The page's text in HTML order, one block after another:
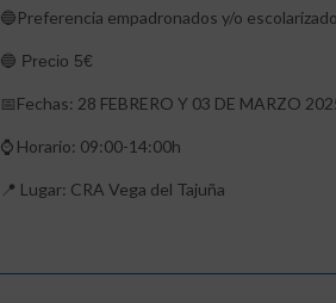
🔵Preferencia empadronados y/o
🔵 Precio 5€
📅Fechas: 28 FEBRERO Y 03 DE MARZO
⌚ Horario: 09:00-14:00h
📍 Lugar: CRA Vega del Tajuña